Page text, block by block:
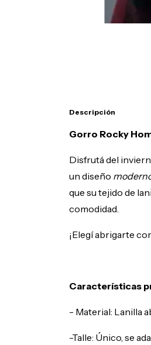
Descripción
Gorro Rocky
Disfrutá del
un diseño
que su tejido de
comodidad.
¡Elegí abrigarte
Características
- Material: Lanilla
-Talle: Único, se